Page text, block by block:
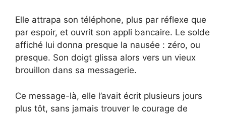
Elle attrapa son téléphone, plus par réflexe que
par espoir, et ouvrit son appli bancaire. Le solde
affiché lui donna presque la nausée : zéro, ou
presque. Son doigt glissa alors vers un vieux
brouillon dans sa messagerie.
Ce message-là, elle l’avait écrit plusieurs jours
plus tôt, sans jamais trouver le courage de